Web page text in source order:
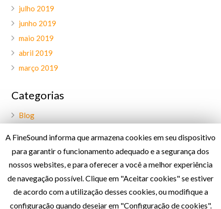
julho 2019
junho 2019
maio 2019
abril 2019
março 2019
Categorias
Blog
Política de Privacidade
A FineSound informa que armazena cookies em seu dispositivo
para garantir o funcionamento adequado e a segurança dos
nossos websites, e para oferecer a você a melhor experiência
de navegação possível. Clique em "Aceitar cookies" se estiver
de acordo com a utilização desses cookies, ou modifique a
configuração quando desejar em "Configuração de cookies".